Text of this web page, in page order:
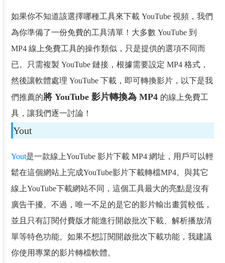
如果你不知道該選擇哪種工具來下載 YouTube 視頻，我們
為你準備了一份免費的工具清單！大多數 YouTube 到
MP4 線上免費工具的操作類似，只是提供的選項不同而
已。只需複製 YouTube 鏈接，根據需要設定 MP4 格式，
然後讓軟體處理 YouTube 下載，即可轉換影片，以下是我
們推薦的將 YouTube 影片轉換為 MP4 的線上免費工
具，讓我們逐一討論！
Yout
Yout是一款線上YouTube 影片下載 MP4 網址，用戶可以輕
鬆在這個網站上完成YouTube影片下載轉檔MP4。與其它
線上YouTube下載網站不同，這個工具最大的亮點是沒有
廣告干擾。不過，唯一不足的是它的影片輸出畫質較低，
並且只有訂閱付費版才能進行開啟批次下載、解析播放清
單等特色功能。如果不想訂閱開啟批次下載功能，我建議
你使用專業的影片轉檔軟體。